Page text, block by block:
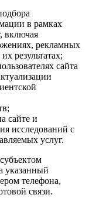
в рамках
включая
рекламных
результатах;
сайта
сайте и
исследований с
услуг.
указанный
телефона,
связи.